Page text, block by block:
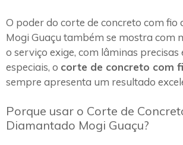
O poder do corte de concreto com fio
Mogi Guaçu também se mostra com
o serviço exige, com lâminas precisas
especiais, o corte de concreto com
sempre apresenta um resultado
Porque usar o Corte de
Diamantado Mogi Guaçu?